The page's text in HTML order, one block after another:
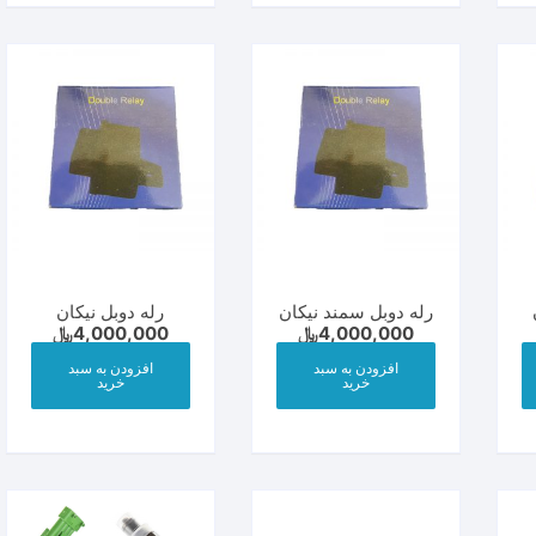
رله دوبل سمند نیکان
4,000,000﷼
افزودن به سبد
خرید
رله دوبل نیکان
4,000,000﷼
افزودن به سبد
خرید